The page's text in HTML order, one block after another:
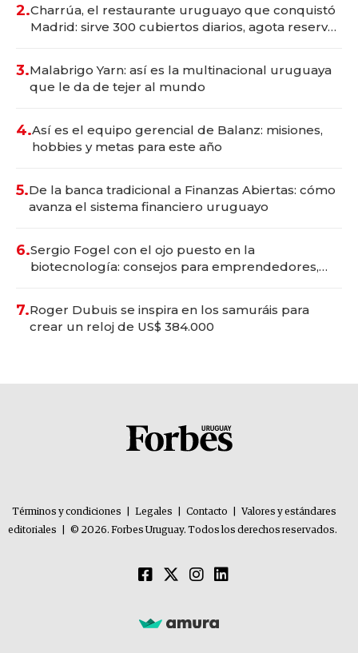
2.Charrúa, el restaurante uruguayo que conquistó
Madrid: sirve 300 cubiertos diarios, agota reservas
3.Malabrigo Yarn: así es la multinacional uruguaya
que le da de tejer al mundo
4.Así es el equipo gerencial de Balanz: misiones,
hobbies y metas para este año
5.De la banca tradicional a Finanzas Abiertas: cómo
avanza el sistema financiero uruguayo
6.Sergio Fogel con el ojo puesto en la
biotecnología: consejos para emprendedores,
7.Roger Dubuis se inspira en los samuráis para
crear un reloj de US$ 384.000
Términos y condiciones Legales Contacto
Valores y estándares
editoriales
© 2026. Forbes Uruguay. Todos los derechos reservados.